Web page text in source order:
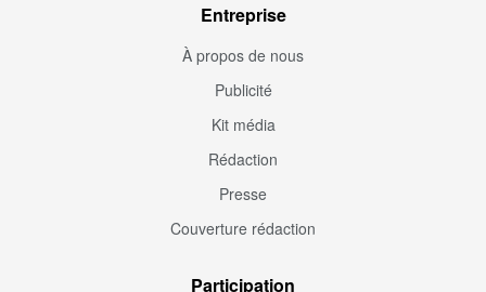
Entreprise
À propos de nous
Publicité
Kit média
Rédaction
Presse
Couverture rédaction
Participation